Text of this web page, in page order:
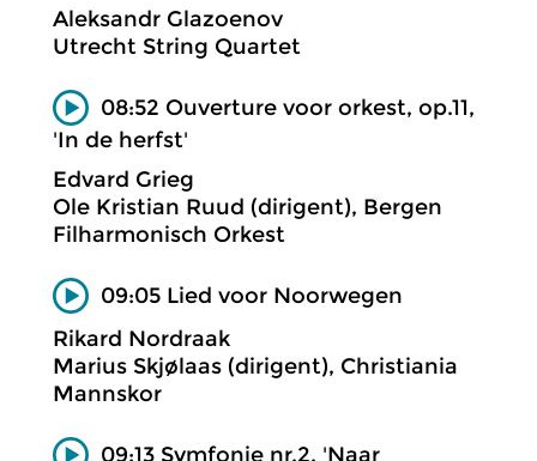
Aleksandr Glazoenov
Utrecht String Quartet
08:52 Ouverture voor orkest, op.11,
'In de herfst'
Edvard Grieg
Ole Kristian Ruud (dirigent), Bergen
Filharmonisch Orkest
09:05 Lied voor Noorwegen
Rikard Nordraak
Marius Skjølaas (dirigent), Christiania
Mannskor
09:13 Symfonie nr.2, 'Naar